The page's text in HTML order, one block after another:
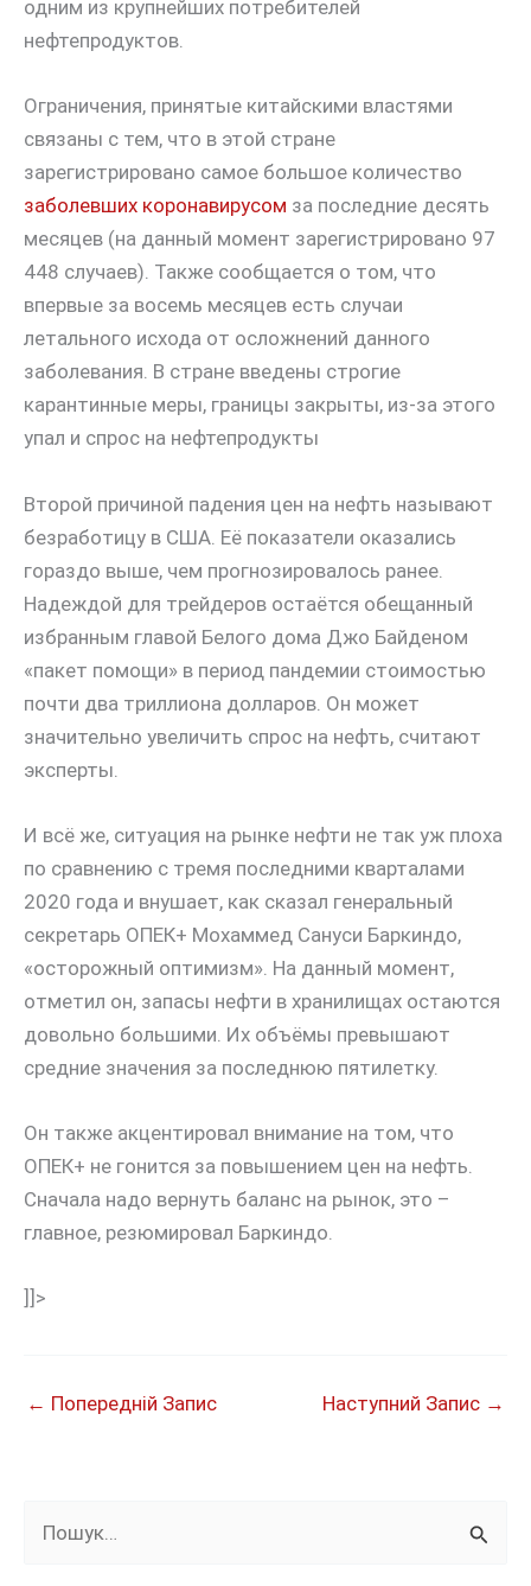
одним из крупнейших потребителей
нефтепродуктов.
Ограничения, принятые китайскими властями
связаны с тем, что в этой стране
зарегистрировано самое большое количество
заболевших коронавирусом за последние десять
месяцев (на данный момент зарегистрировано 97
448 случаев). Также сообщается о том, что
впервые за восемь месяцев есть случаи
летального исхода от осложнений данного
заболевания. В стране введены строгие
карантинные меры, границы закрыты, из-за этого
упал и спрос на нефтепродукты
Второй причиной падения цен на нефть называют
безработицу в США. Её показатели оказались
гораздо выше, чем прогнозировалось ранее.
Надеждой для трейдеров остаётся обещанный
избранным главой Белого дома Джо Байденом
«пакет помощи» в период пандемии стоимостью
почти два триллиона долларов. Он может
значительно увеличить спрос на нефть, считают
эксперты.
И всё же, ситуация на рынке нефти не так уж плоха
по сравнению с тремя последними кварталами
2020 года и внушает, как сказал генеральный
секретарь ОПЕК+ Мохаммед Сануси Баркиндо,
«осторожный оптимизм». На данный момент,
отметил он, запасы нефти в хранилищах остаются
довольно большими. Их объёмы превышают
средние значения за последнюю пятилетку.
Он также акцентировал внимание на том, что
ОПЕК+ не гонится за повышением цен на нефть.
Сначала надо вернуть баланс на рынок, это –
главное, резюмировал Баркиндо.
]]>
← Попередній Запис Наступний Запис →